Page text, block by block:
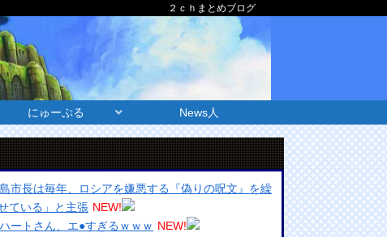
２ｃｈまとめブログ
にゅーぷる News人
市長は毎年、ロシアを嫌悪する『偽りの呪文』を繰
ている」と主張 NEW!
ートさん、エ●すぎるｗｗｗ NEW!